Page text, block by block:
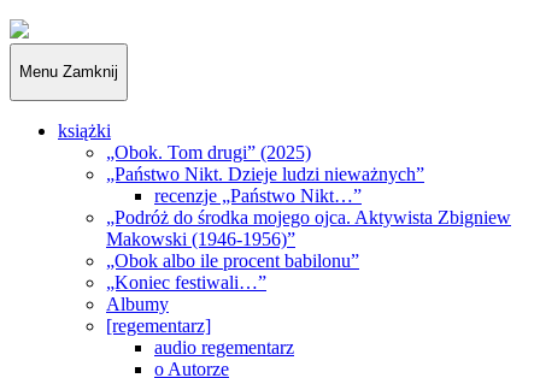
„Obywatele…”
Menu Zamknij
książki
„Obok. Tom drugi” (2025)
„Państwo Nikt. Dzieje ludzi nieważnych”
recenzje „Państwo Nikt…”
„Podróż do środka mojego ojca. Aktywista Zbigniew
Makowski (1946-1956)”
„Obok albo ile procent babilonu”
„Koniec festiwali…”
Albumy
[regementarz]
audio regementarz
o Autorze